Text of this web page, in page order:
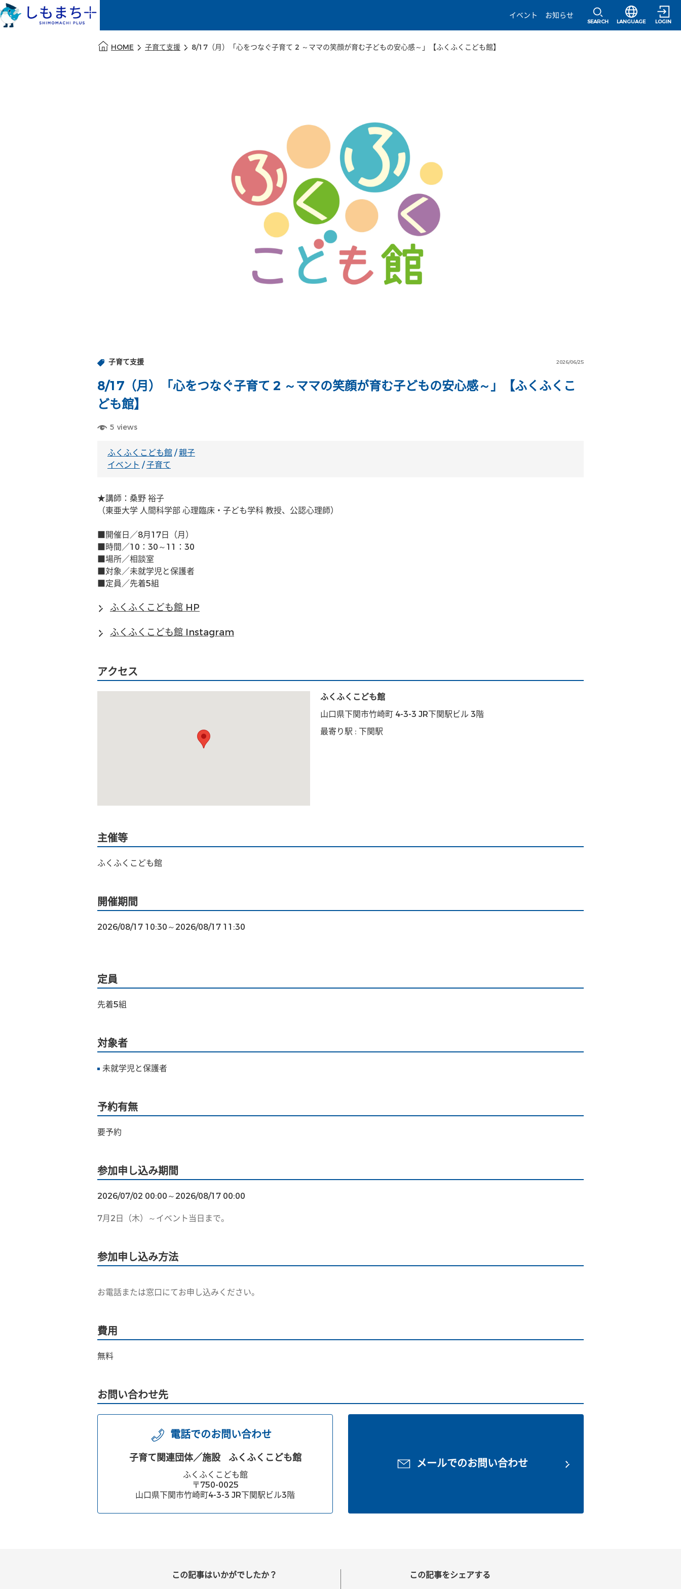
イベント
お知らせ
SEARCH
選択すると言語
LANGUAGE LOGIN
HOME 子育て支援 8/17（月）「心をつなぐ子育て 2 ～ママの笑顔が育む子どもの安心感～」【ふくふくこども館】
子育て支援 2026/06/25
8/17（月）「心をつなぐ子育て 2 ～ママの笑顔が育む子どもの安心感～」【ふくふくこ
ども館】
5 views
ふくふくこども館/親子
イベント /子育て
★講師：桑野 裕子
（東亜大学 人間科学部 心理臨床・子ども学科 教授、公認心理師）
■開催日／8月17日（月）
■時間／10：30～11：30
■場所／相談室
■対象／未就学児と保護者
■定員／先着5組
ふくふくこども館 HP
ふくふくこども館 Instagram
アクセス
ふくふくこども館
山口県下関市竹崎町 4-3-3 JR下関駅ビル 3階
最寄り駅 : 下関駅
主催等
ふくふくこども館
開催期間
2026/08/17 10:30～2026/08/17 11:30
定員
先着5組
対象者
未就学児と保護者
予約有無
要予約
参加申し込み期間
2026/07/02 00:00～2026/08/17 00:00
7月2日（木）～イベント当日まで。
参加申し込み方法
お電話または窓口にてお申し込みください。
費用
無料
お問い合わせ先
電話でのお問い合わせ
子育て関連団体／施設 ふくふくこども館
ふくふくこども館
〒750-0025
山口県下関市竹崎町4-3-3 JR下関駅ビル3階
メールでのお問い合わせ
この記事はいかがでしたか？ この記事をシェアする